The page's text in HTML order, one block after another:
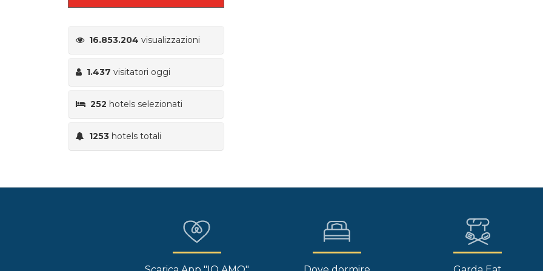
16.853.204 visualizzazioni
1.437 visitatori oggi
252 hotels selezionati
1253 hotels totali